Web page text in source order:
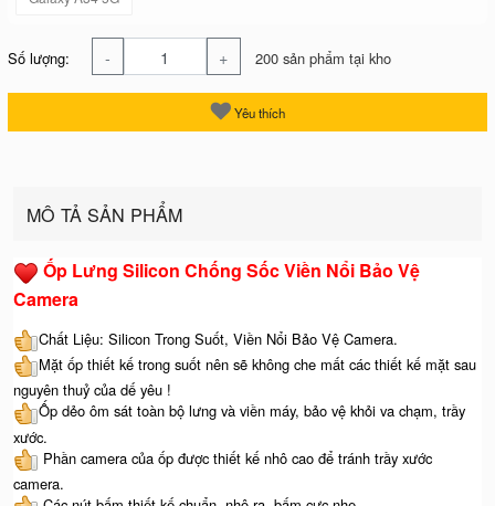
Số lượng: - + 200 sản phẩm tại kho
Yêu thích
MÔ TẢ SẢN PHẨM
Ốp Lưng Silicon Chống Sốc Viền Nổi Bảo Vệ
Camera
Chất Liệu: Silicon Trong Suốt, Viền Nổi Bảo Vệ Camera.
Mặt ốp thiết kế trong suốt nên sẽ không che mất các thiết kế mặt sau
nguyên thuỷ của dế yêu !
Ốp dẻo ôm sát toàn bộ lưng và viền máy, bảo vệ khỏi va chạm, trầy
xước.
Phần camera của ốp được thiết kế nhô cao để tránh trầy xước
camera.